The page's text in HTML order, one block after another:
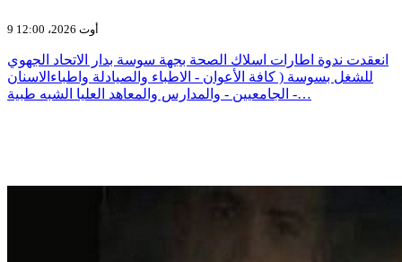
9 أوت 2026، 12:00
انعقدت ندوة اطارات اسلاك الصحة بجهة سوسة بدار الاتحاد الجهوي
للشغل بسوسة ( كافة الأعوان - الاطباء والصيادلة واطباءالاسنان
الجامعيين - والمدارس والمعاهد العليا الشبه طبية -…